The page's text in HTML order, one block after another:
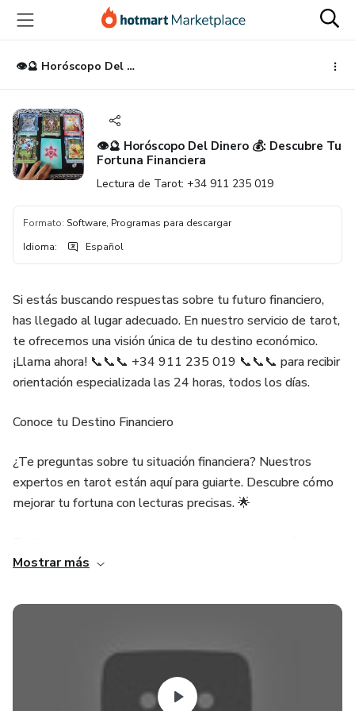
principal
página
de
página
👁️🔮 Horóscopo Del Dinero 💰: Descubre Tu Fortuna Financiera
👁️🔮 Horóscopo Del Dinero 💰: Descubre Tu
Fortuna Financiera
Lectura de Tarot: +34 911 235 019
Formato: Software, Programas para descargar
Idioma: Español
Si estás buscando respuestas sobre tu futuro financiero,
has llegado al lugar adecuado. En nuestro servicio de tarot,
te ofrecemos una visión única de tu destino económico.
¡Llama ahora! 📞📞📞 +34 911 235 019 📞📞📞 para recibir
orientación especializada las 24 horas, todos los días.
Conoce tu Destino Financiero
¿Te preguntas sobre tu situación financiera? Nuestros
expertos en tarot están aquí para guiarte. Descubre cómo
mejorar tu fortuna con lecturas precisas. 🌟
aclarar tus dudas. Con el servicio de tarot, encontrarás
👁️
Nuestros videntes expertos son maestros en interpretar
las señales cósmicas. 🌠 Descubre cómo puedes mejorar
Mostrar más